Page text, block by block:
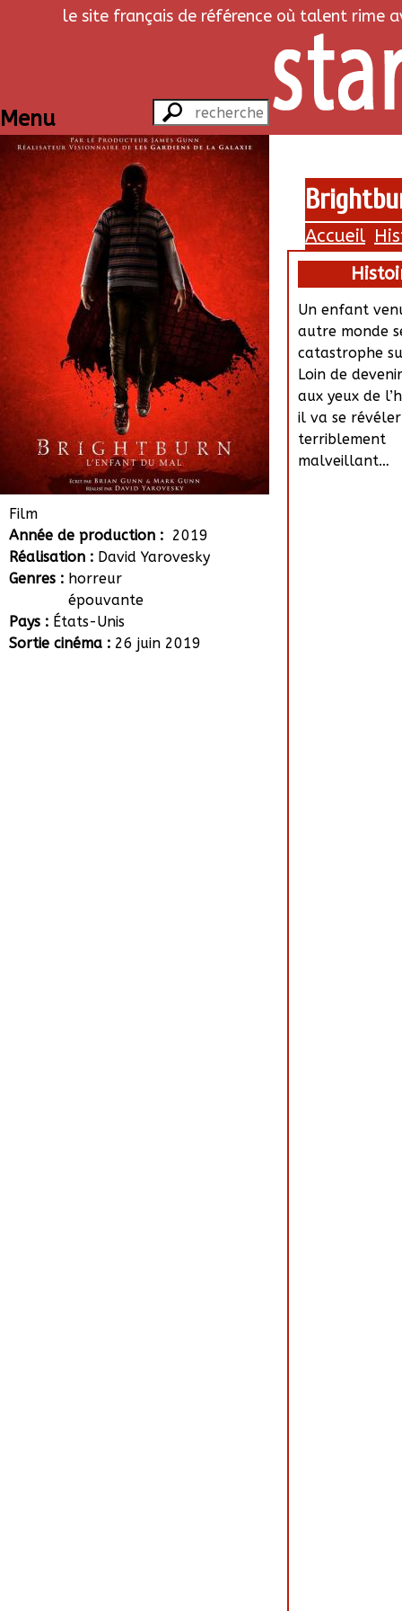
le site français de référence où talent rime
Menu
Film
Année de production : 2019
Réalisation : David Yarovesky
Genres : horreur
épouvante
Pays : États-Unis
Sortie cinéma : 26 juin 2019
Accueil
Un enfant
autre monde
catastrophe
Loin de
aux yeux de
il va se révéler
terriblement
malveillant…